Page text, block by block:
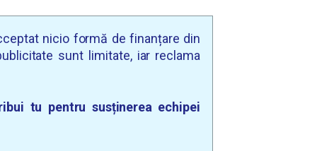
nicio formă de finanțare din
sunt limitate, iar reclama
tu pentru susținerea echipei